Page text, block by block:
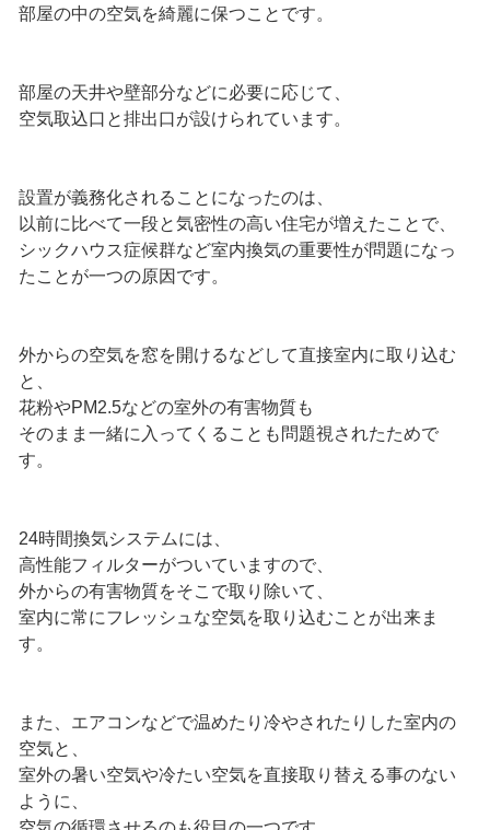
部屋の中の空気を綺麗に保つことです。
部屋の天井や壁部分などに必要に応じて、
空気取込口と排出口が設けられています。
設置が義務化されることになったのは、
以前に比べて一段と気密性の高い住宅が増えたことで、
シックハウス症候群など室内換気の重要性が問題になっ
たことが一つの原因です。
外からの空気を窓を開けるなどして直接室内に取り込む
と、
花粉やPM2.5などの室外の有害物質も
そのまま一緒に入ってくることも問題視されたためで
す。
24時間換気システムには、
高性能フィルターがついていますので、
外からの有害物質をそこで取り除いて、
室内に常にフレッシュな空気を取り込むことが出来ま
す。
また、エアコンなどで温めたり冷やされたりした室内の
空気と、
室外の暑い空気や冷たい空気を直接取り替える事のない
ように、